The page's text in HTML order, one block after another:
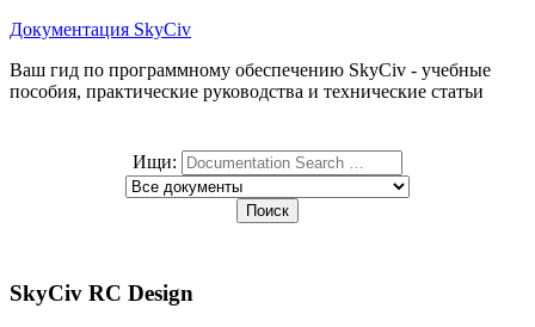
Документация SkyCiv
Ваш гид по программному обеспечению SkyCiv - учебные
пособия, практические руководства и технические статьи
Ищи:
SkyCiv RC Design